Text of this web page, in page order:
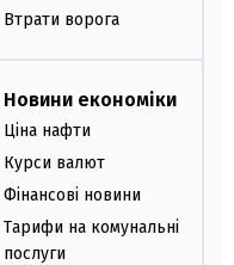
Втрати ворога
Новини економіки
Ціна нафти
Курси валют
Фінансові новини
Тарифи на комунальні
послуги